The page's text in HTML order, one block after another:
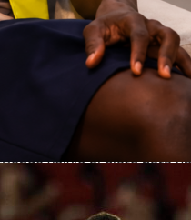
Diez carreras en la alta de la
El episodio decisivo
cuenta con un sencillo
Brett Baty conectó un
añadieron sencillos
Benge volvió al plato para
avalancha con un doble
Cuando por fin se detuvo la